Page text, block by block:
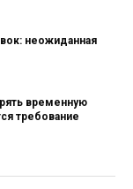
неожиданная
временную
требование